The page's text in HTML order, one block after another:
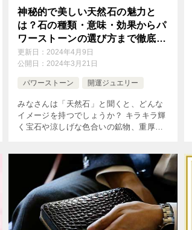
神秘的で美しい天然石の魅力と
は？石の種類・意味・効果からパ
ワーストーンの選び方まで徹底解
説
更新日：2024年4月9日
公開日：2024年3月21日
パワーストーン 開運ジュエリー
みなさんは「天然石」と聞くと、どんな
イメージを持つでしょうか？ キラキラ輝
く宝石や涼しげな色合いの鉱物、重厚な
産物です。 その中には、 […]